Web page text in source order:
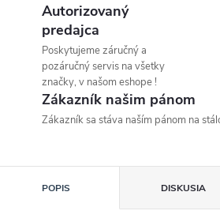
Autorizovaný
predajca
Poskytujeme záručný a
pozáručný servis na všetky
značky, v našom eshope !
Zákazník našim pánom
Zákazník sa stáva naším pánom na
POPIS DISKUSIA